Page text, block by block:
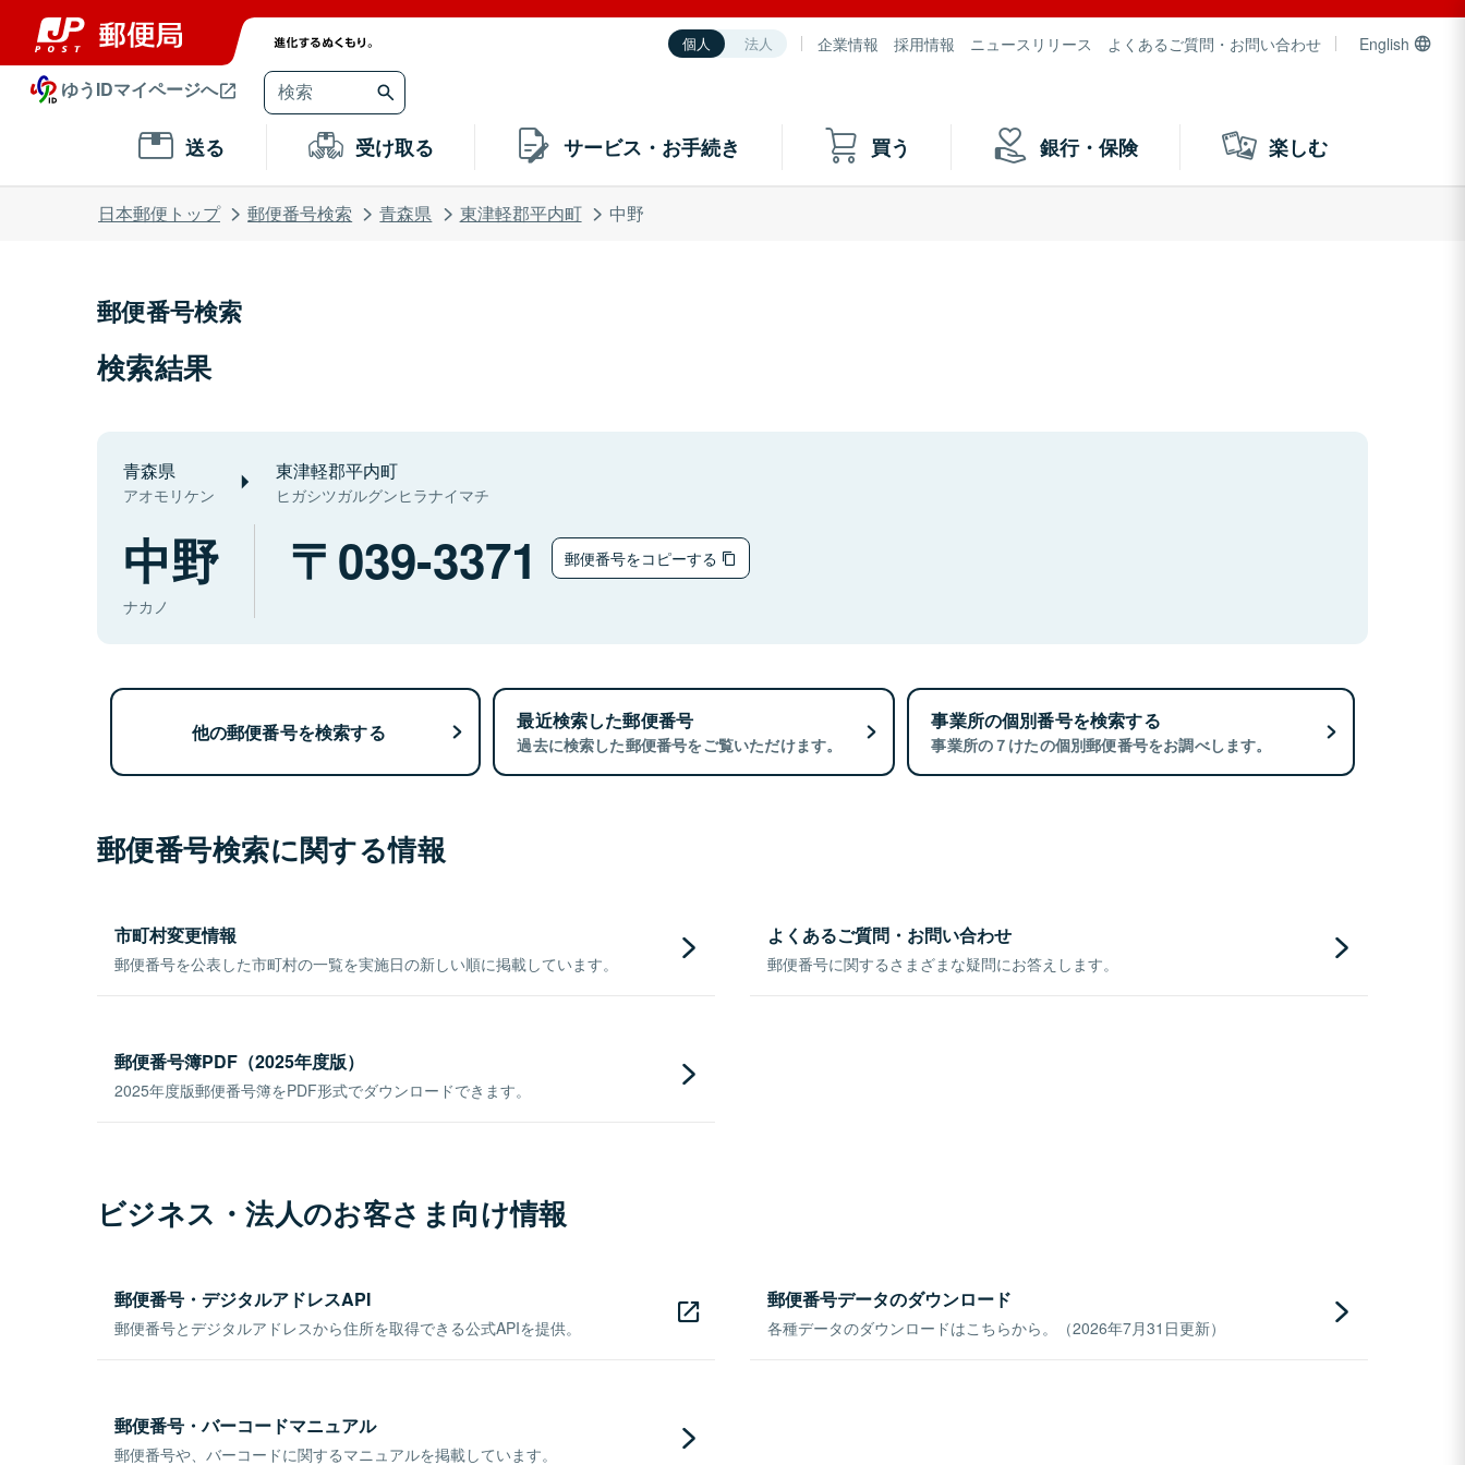
個人 法人 企業情報 採用情報 ニュースリリース よくあるご質問・お問い合わせ English
ゆうIDマイページへ
送る 受け取る サービス・お手続き 買う 銀行・保険 楽しむ
日本郵便トップ 郵便番号検索 青森県 東津軽郡平内町 中野
郵便番号検索
検索結果
青森県
アオモリケン
東津軽郡平内町
ヒガシツガルグンヒラナイマチ
中野
ナカノ
039-3371 郵便番号をコピーする
他の郵便番号を検索する 最近検索した郵便番号
過去に検索した郵便番号をご覧いただけます。
事業所の個別番号を検索する
事業所の７けたの個別郵便番号をお調べします。
郵便番号検索に関する情報
市町村変更情報
郵便番号を公表した市町村の一覧を実施日の新しい順に掲載しています。
よくあるご質問・お問い合わせ
郵便番号に関するさまざまな疑問にお答えします。
郵便番号簿PDF（2025年度版）
2025年度版郵便番号簿をPDF形式でダウンロードできます。
ビジネス・法人のお客さま向け情報
郵便番号・デジタルアドレスAPI
郵便番号とデジタルアドレスから住所を取得できる公式APIを提供。
郵便番号データのダウンロード
各種データのダウンロードはこちらから。（2026年7月31日更新）
郵便番号・バーコードマニュアル
郵便番号や、バーコードに関するマニュアルを掲載しています。